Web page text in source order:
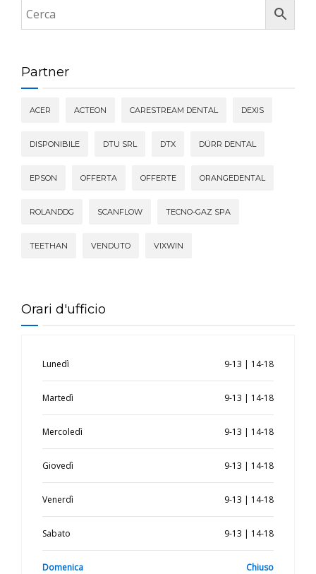
Partner
ACER ACTEON CARESTREAM DENTAL DEXIS
DISPONIBILE DTU SRL DTX DÜRR DENTAL
EPSON OFFERTA OFFERTE ORANGEDENTAL
ROLANDDG SCANFLOW TECNO-GAZ SPA
TEETHAN VENDUTO VIXWIN
Orari d'ufficio
Lunedì 9-13 | 14-18
Martedì 9-13 | 14-18
Mercoledì 9-13 | 14-18
Giovedì 9-13 | 14-18
Venerdì 9-13 | 14-18
Sabato 9-13 | 14-18
Domenica Chiuso